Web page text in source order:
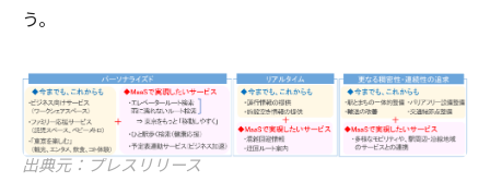
う。
出典元：プレスリリース